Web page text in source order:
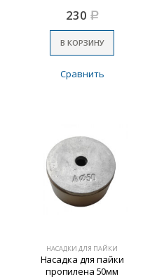
230 Р
В КОРЗИНУ
Сравнить
НАСАДКИ ДЛЯ ПАЙКИ
Насадка для пайки
пропилена 50мм